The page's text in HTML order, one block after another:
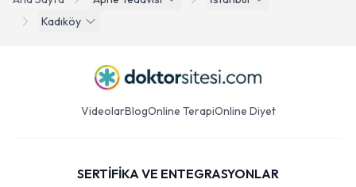
Kadıköy
VideolarBlogOnline TerapiOnline Diyet
SERTİFİKA VE ENTEGRASYONLAR